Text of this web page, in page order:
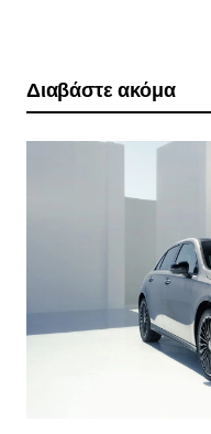
Διαβάστε ακόμα